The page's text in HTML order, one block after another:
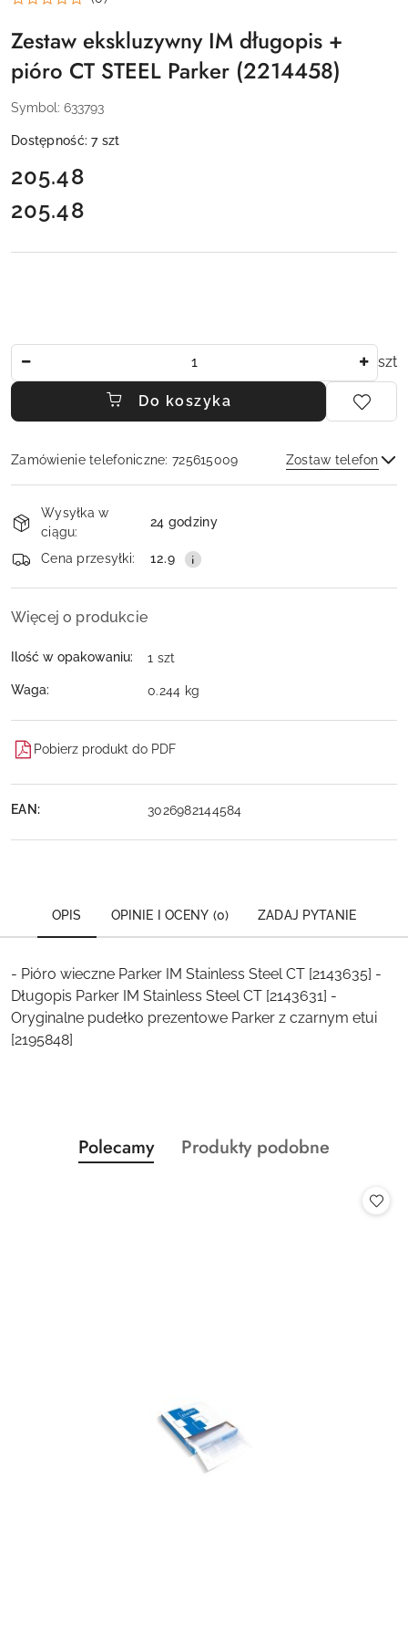
Zestaw ekskluzywny IM długopis +
pióro CT STEEL Parker (2214458)
Symbol: 633793
Dostępność:7 szt
cena:
205.48
Cena:
205.48
szt
Do koszyka
Zamówienie telefoniczne: 725615009 Zostaw telefon
i
dostawa
Wysyłka w
ciągu:
24 godziny
Cena przesyłki: 12.9
Więcej o produkcie
Ilość w opakowaniu: 1 szt
Waga: 0.244 kg
Pobierz produkt do PDF
EAN: 3026982144584
OPIS OPINIE I OCENY (0) ZADAJ PYTANIE
- Pióro wieczne Parker IM Stainless Steel CT [2143635] -
Długopis Parker IM Stainless Steel CT [2143631] -
Oryginalne pudełko prezentowe Parker z czarnym etui
[2195848]
Pomiń karuzelę produktów
Produkty
o
Polecamy
Produkty
Produkty podobne